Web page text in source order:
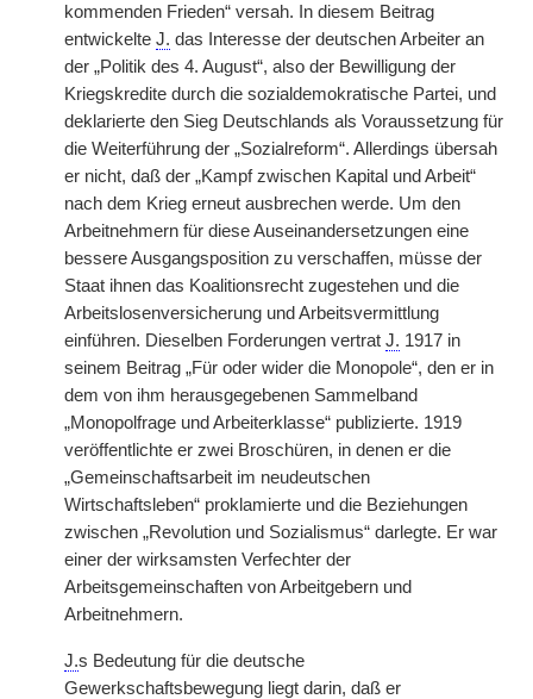
kommenden Frieden“ versah. In diesem Beitrag
entwickelte J. das Interesse der deutschen Arbeiter an
der „Politik des 4. August“, also der Bewilligung der
Kriegskredite durch die sozialdemokratische Partei, und
deklarierte den Sieg Deutschlands als Voraussetzung für
die Weiterführung der „Sozialreform“. Allerdings übersah
er nicht, daß der „Kampf zwischen Kapital und Arbeit“
nach dem Krieg erneut ausbrechen werde. Um den
Arbeitnehmern für diese Auseinandersetzungen eine
bessere Ausgangsposition zu verschaffen, müsse der
Staat ihnen das Koalitionsrecht zugestehen und die
Arbeitslosenversicherung und Arbeitsvermittlung
einführen. Dieselben Forderungen vertrat J. 1917 in
seinem Beitrag „Für oder wider die Monopole“, den er in
dem von ihm herausgegebenen Sammelband
„Monopolfrage und Arbeiterklasse“ publizierte. 1919
veröffentlichte er zwei Broschüren, in denen er die
„Gemeinschaftsarbeit im neudeutschen
Wirtschaftsleben“ proklamierte und die Beziehungen
zwischen „Revolution und Sozialismus“ darlegte. Er war
einer der wirksamsten Verfechter der
Arbeitsgemeinschaften von Arbeitgebern und
Arbeitnehmern.
J.s Bedeutung für die deutsche
Gewerkschaftsbewegung liegt darin, daß er